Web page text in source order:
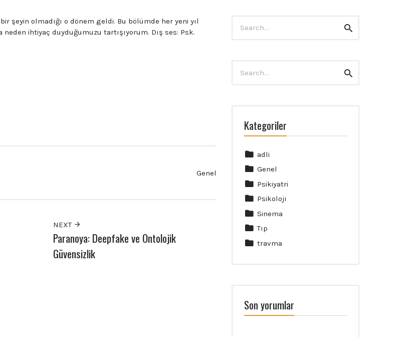
şeyin olmadığı o dönem geldi. Bu bölümde her yeni yıl
ihtiyaç duyduğumuzu tartışıyorum. Dış ses: Psk.
Genel
NEXT
Paranoya: Deepfake ve Ontolojik
Güvensizlik
for:
Search
for:
Search
Kategoriler
adli
Genel
Psikiyatri
Psikoloji
Sinema
Tıp
travma
Son yorumlar